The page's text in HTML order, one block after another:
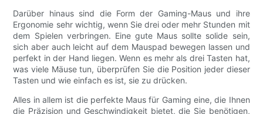
Darüber hinaus sind die Form der Gaming-Maus und ihre
Ergonomie sehr wichtig, wenn Sie drei oder mehr Stunden mit
dem Spielen verbringen. Eine gute Maus sollte solide sein,
sich aber auch leicht auf dem Mauspad bewegen lassen und
perfekt in der Hand liegen. Wenn es mehr als drei Tasten hat,
was viele Mäuse tun, überprüfen Sie die Position jeder dieser
Tasten und wie einfach es ist, sie zu drücken.
Alles in allem ist die perfekte Maus für Gaming eine, die Ihnen
die Präzision und Geschwindigkeit bietet, die Sie benötigen,